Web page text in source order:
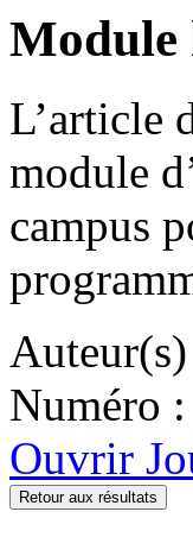
Module
L’article
module
campus
Numéro
Ouvrir
Retour aux résultats